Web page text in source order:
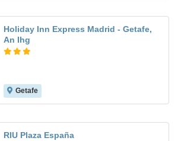
Holiday Inn Express Madrid - Getafe,
An Ihg
Getafe
RIU Plaza España